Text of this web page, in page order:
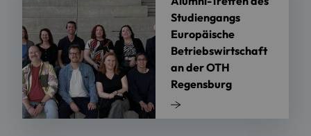
Studiengangs
Europäische
Betriebswirtschaft
an der OTH
Regensburg